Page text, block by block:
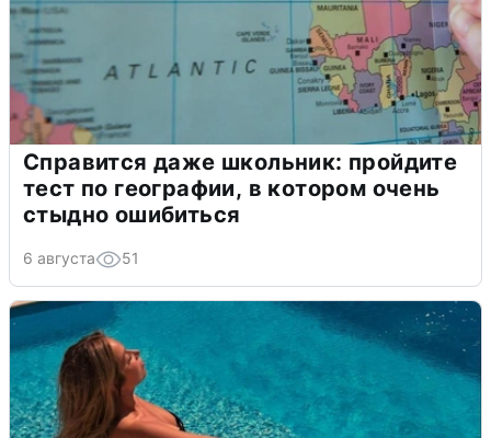
Справится даже школьник: пройдите
тест по географии, в котором очень
стыдно ошибиться
6 августа 51